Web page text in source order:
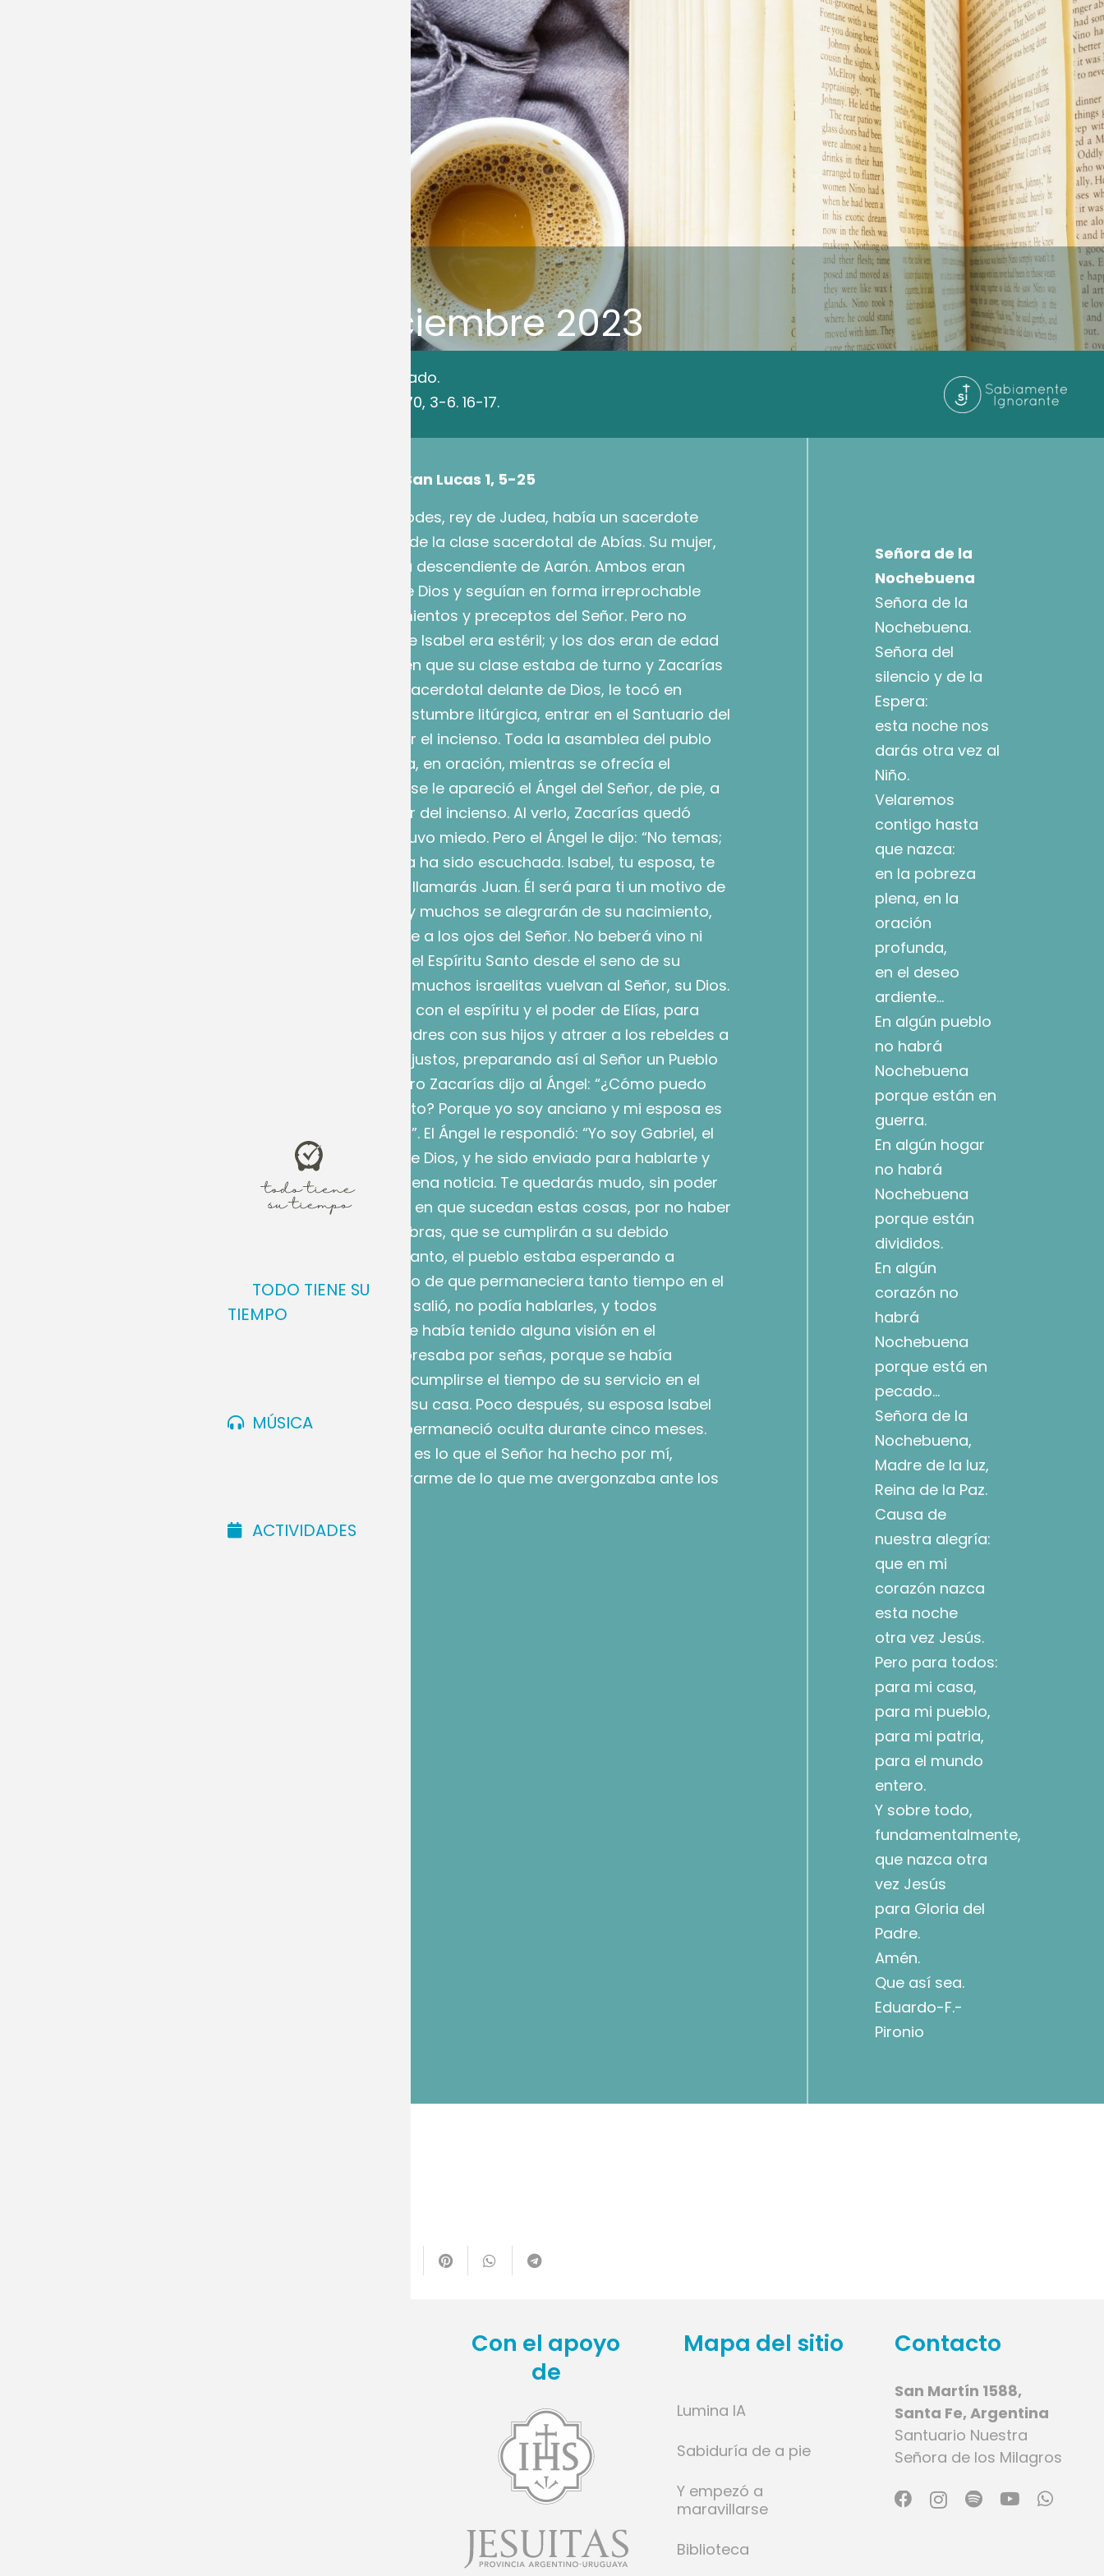
TODO TIENE SU
TIEMPO
MÚSICA
ACTIVIDADES
Diciembre 2023
Feria Privilegiada. Morado.
Jc 13, 2-7. 24-25; Sal 70, 3-6. 16-17.
Evangelio según San Lucas 1, 5-25
En tiempos de Herodes, rey de Judea, había un sacerdote
llamado Zacarías, de la clase sacerdotal de Abías. Su mujer,
llamada Isabel, era descendiente de Aarón. Ambos eran
justos a los ojos de Dios y seguían en forma irreprochable
todos los mandamientos y preceptos del Señor. Pero no
tenían hijos, porque Isabel era estéril; y los dos eran de edad
avanzada. Un día en que su clase estaba de turno y Zacarías
ejercía la función sacerdotal delante de Dios, le tocó en
suerte, según la costumbre litúrgica, entrar en el Santuario del
Señor para quemar el incienso. Toda la asamblea del publo
permanecía afuera, en oración, mientras se ofrecía el
incienso. Entonces se le apareció el Ángel del Señor, de pie, a
la derecha del altar del incienso. Al verlo, Zacarías quedó
desconcertado y tuvo miedo. Pero el Ángel le dijo: “No temas;
Zacarías; tu súplica ha sido escuchada. Isabel, tu esposa, te
dará un hijo al que llamarás Juan. Él será para ti un motivo de
gozo y de alegría, y muchos se alegrarán de su nacimiento,
porque será grande a los ojos del Señor. No beberá vino ni
licor; estará lleno del Espíritu Santo desde el seno de su
madre, y hará que muchos israelitas vuelvan al Señor, su Dios.
Precederá al Señor con el espíritu y el poder de Elías, para
reconciliar a los padres con sus hijos y atraer a los rebeldes a
la sabiduría de los justos, preparando así al Señor un Pueblo
bien dispuesto”. Pero Zacarías dijo al Ángel: “¿Cómo puedo
estar seguro de esto? Porque yo soy anciano y mi esposa es
de edad avanzada”. El Ángel le respondió: “Yo soy Gabriel, el
que está delante de Dios, y he sido enviado para hablarte y
anunciarte esta buena noticia. Te quedarás mudo, sin poder
hablar hasta el día en que sucedan estas cosas, por no haber
creído en mis palabras, que se cumplirán a su debido
tiempo”. Mientras tanto, el pueblo estaba esperando a
Zacarías, extrañado de que permaneciera tanto tiempo en el
Santuario. Cuando salió, no podía hablarles, y todos
comprendieron que había tenido alguna visión en el
Santuario. Él se expresaba por señas, porque se había
quedado mudo. Al cumplirse el tiempo de su servicio en el
Templo, regresó a su casa. Poco después, su esposa Isabel
concibió un hijo y permaneció oculta durante cinco meses.
Ella pensaba: “Esto es lo que el Señor ha hecho por mí,
cuando decidió librarme de lo que me avergonzaba ante los
Señora de la
Nochebuena
Señora de la
Nochebuena.
Señora del
silencio y de la
Espera:
esta noche nos
darás otra vez al
Niño.
Velaremos
contigo hasta
que nazca:
en la pobreza
plena, en la
oración
profunda,
en el deseo
ardiente…
En algún pueblo
no habrá
Nochebuena
porque están en
guerra.
En algún hogar
no habrá
Nochebuena
porque están
divididos.
En algún
corazón no
habrá
Nochebuena
porque está en
pecado…
Señora de la
Nochebuena,
Madre de la luz,
Reina de la Paz.
Causa de
nuestra alegría:
que en mi
corazón nazca
esta noche
otra vez Jesús.
Pero para todos:
para mi casa,
para mi pueblo,
para mi patria,
para el mundo
entero.
Y sobre todo,
fundamentalmente,
que nazca otra
vez Jesús
para Gloria del
Padre.
Amén.
Que así sea.
Eduardo-F.-
Pironio
Con el apoyo
de
Mapa del sitio
Lumina IA
Sabiduría de a pie
Y empezó a
maravillarse
Biblioteca
Contacto
San Martín 1588,
Santa Fe, Argentina
Santuario Nuestra
Señora de los Milagros